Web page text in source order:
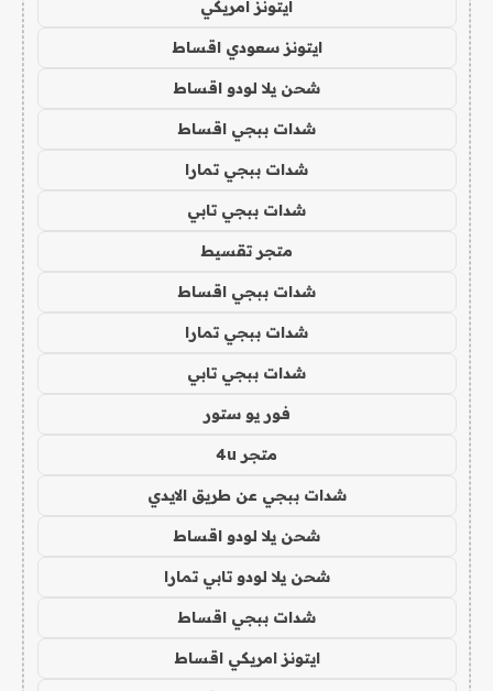
ايتونز امريكي
ايتونز سعودي اقساط
شحن يلا لودو اقساط
شدات ببجي اقساط
شدات ببجي تمارا
شدات ببجي تابي
متجر تقسيط
شدات ببجي اقساط
شدات ببجي تمارا
شدات ببجي تابي
فور يو ستور
متجر 4u
شدات ببجي عن طريق الايدي
شحن يلا لودو اقساط
شحن يلا لودو تابي تمارا
شدات ببجي اقساط
ايتونز امريكي اقساط